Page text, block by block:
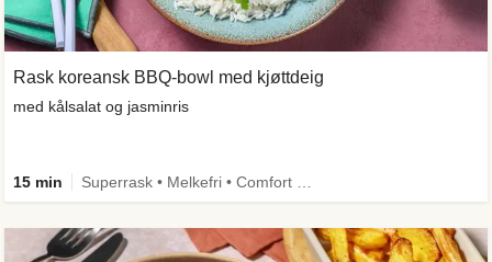
Rask koreansk BBQ-bowl med kjøttdeig
med kålsalat og jasminris
15 min